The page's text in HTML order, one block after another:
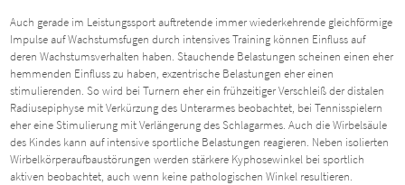
Auch gerade im Leistungssport auftretende immer wiederkehrende gleichförmige
Impulse auf Wachstumsfugen durch intensives Training können Einfluss auf
deren Wachstumsverhalten haben. Stauchende Belastungen scheinen einen eher
hemmenden Einfluss zu haben, exzentrische Belastungen eher einen
stimulierenden. So wird bei Turnern eher ein frühzeitiger Verschleiß der distalen
Radiusepiphyse mit Verkürzung des Unterarmes beobachtet, bei Tennisspielern
eher eine Stimulierung mit Verlängerung des Schlagarmes. Auch die Wirbelsäule
des Kindes kann auf intensive sportliche Belastungen reagieren. Neben isolierten
Wirbelkörperaufbaustörungen werden stärkere Kyphosewinkel bei sportlich
aktiven beobachtet, auch wenn keine pathologischen Winkel resultieren.